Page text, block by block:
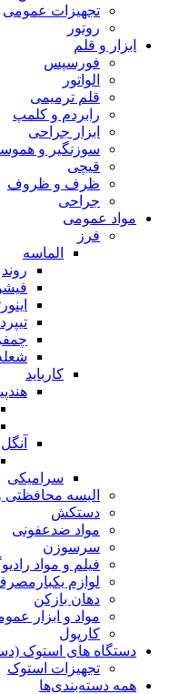
تجهیزات عمومی
روتور
ابزار و قلم
فورسپس
الواتور
قلم ترمیمی
رابردم و کلمپ
ابزار جراحی
سوزنگیر و
قیچی
ظرف و ظروف
جراحی
مواد عمومی
فرز
الماسه
روند
تیپرد
چمفر
کارباید
آنگل
سرامیکی
البسه محافظتی
دستکش
مواد ضدعفونی
سرسوزن
فیلم و مواد
لوازم
دهان بازکن
مواد و ابزار
کارپول
دستگاه های استوک
تجهیزات استوک
همه دسته‌بندی‌ها